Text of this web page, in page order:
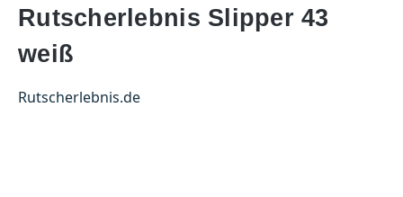
Rutscherlebnis Slipper 43
weiß
Rutscherlebnis.de